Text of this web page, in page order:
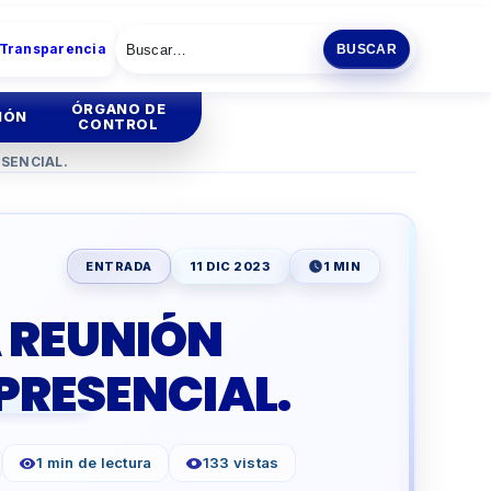
BUSCAR
ESCOLAR
PRODUCTIVA
ÓRGANO DE
CONTROL
ENTRADA 11 DIC 2023 1 MIN
1 min de lectura 133 vistas